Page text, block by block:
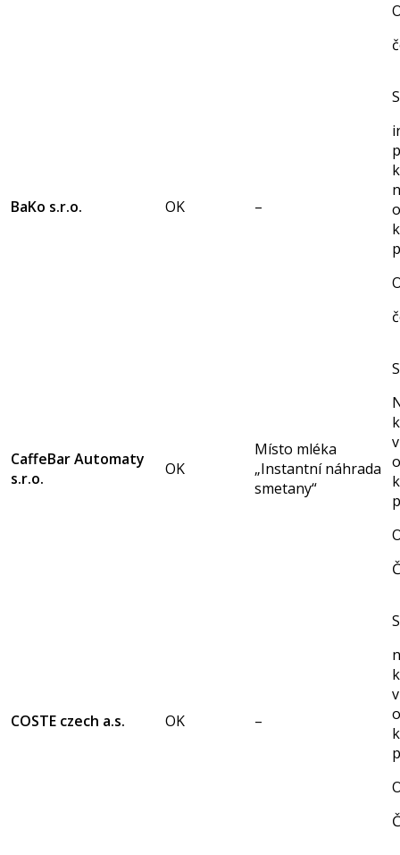
BaKo s.r.o. OK –
CaffeBar Automaty
s.r.o.
OK
Místo mléka
„Instantní náhrada
smetany“
COSTE czech a.s. OK –